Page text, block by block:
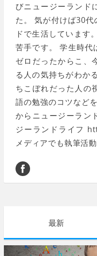
びニュージーランド
た。 気が付けば30
ドで生活しています
苦手です。 学生時代
ゼロだったからこ、
る人の気持ちがわか
ちこぼれだった人の
語の勉強のコツなど
からニュージーラン
ジーランドライフ
メディアでも執筆活
最新